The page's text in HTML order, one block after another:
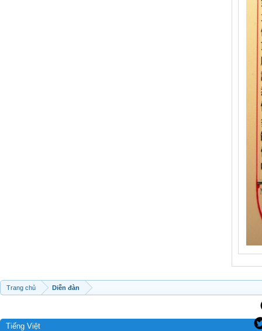
Trang chủ Diễn đàn
Tiếng Việt